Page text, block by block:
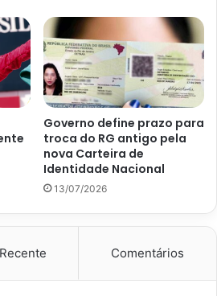
Governo define prazo para
troca do RG antigo pela
nova Carteira de
Identidade Nacional
13/07/2026
Recente Comentários